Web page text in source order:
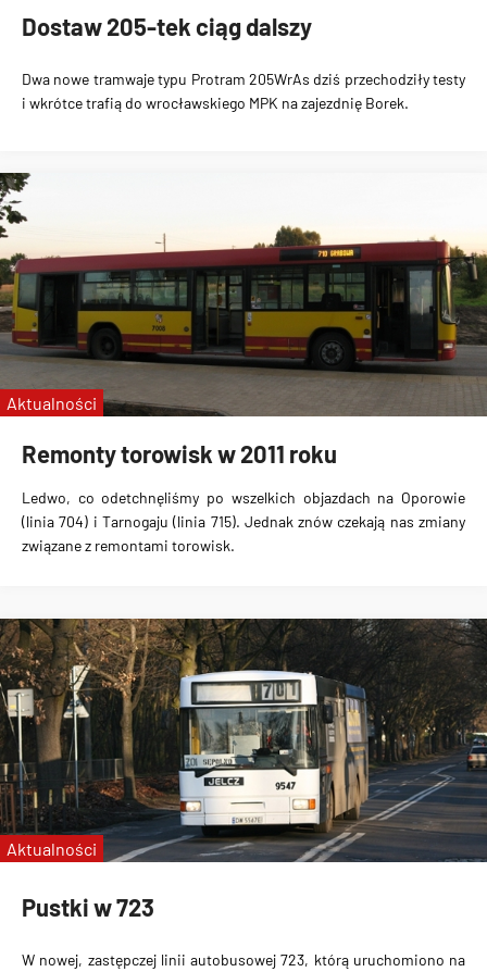
Dostaw 205-tek ciąg dalszy
Dwa nowe tramwaje typu Protram 205WrAs dziś przechodziły testy
i wkrótce trafią do wrocławskiego MPK na zajezdnię Borek.
Remonty torowisk w 2011 roku
Ledwo, co odetchnęliśmy po wszelkich objazdach na Oporowie
(linia 704) i Tarnogaju (linia 715). Jednak znów czekają nas zmiany
związane z remontami torowisk.
Aktualności
Pustki w 723
W nowej, zastępczej linii autobusowej 723, którą uruchomiono na
Aktualności